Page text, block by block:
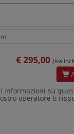
€ 295,00 (iva
informazioni su
operatore ti